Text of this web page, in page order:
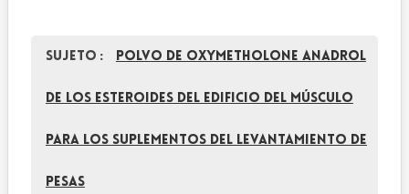
Sujeto : Polvo de Oxymetholone Anadrol
de los esteroides del edificio del músculo
para los suplementos del levantamiento de
pesas